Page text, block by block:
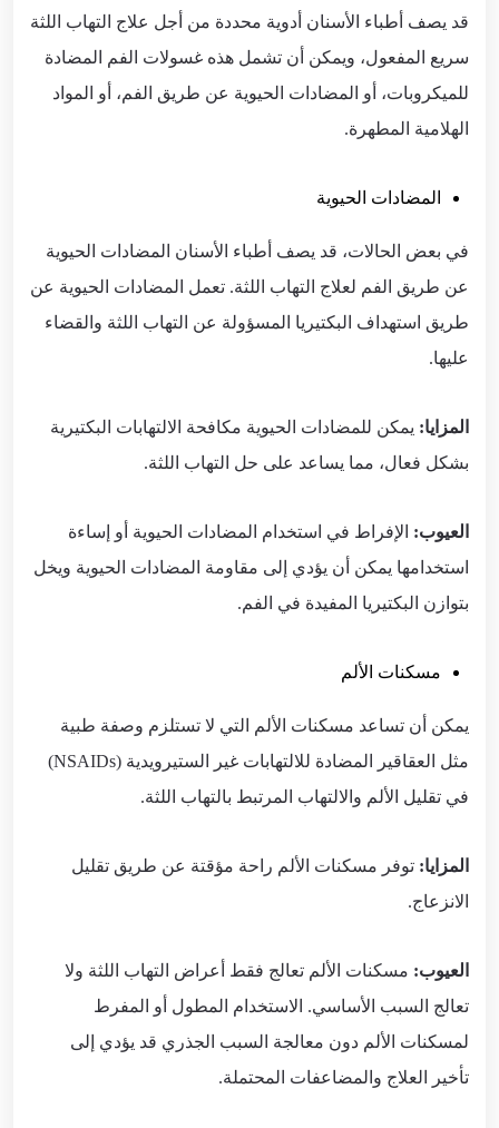
قد يصف أطباء الأسنان أدوية محددة من أجل علاج التهاب اللثة
سريع المفعول، ويمكن أن تشمل هذه غسولات الفم المضادة
للميكروبات، أو المضادات الحيوية عن طريق الفم، أو المواد
الهلامية المطهرة.
المضادات الحيوية
في بعض الحالات، قد يصف أطباء الأسنان المضادات الحيوية
عن طريق الفم لعلاج التهاب اللثة. تعمل المضادات الحيوية عن
طريق استهداف البكتيريا المسؤولة عن التهاب اللثة والقضاء
عليها.
المزايا: يمكن للمضادات الحيوية مكافحة الالتهابات البكتيرية
بشكل فعال، مما يساعد على حل التهاب اللثة.
العيوب: الإفراط في استخدام المضادات الحيوية أو إساءة
استخدامها يمكن أن يؤدي إلى مقاومة المضادات الحيوية ويخل
بتوازن البكتيريا المفيدة في الفم.
مسكنات الألم
يمكن أن تساعد مسكنات الألم التي لا تستلزم وصفة طبية
مثل العقاقير المضادة للالتهابات غير الستيرويدية (NSAIDs)
في تقليل الألم والالتهاب المرتبط بالتهاب اللثة.
المزايا: توفر مسكنات الألم راحة مؤقتة عن طريق تقليل
الانزعاج.
العيوب: مسكنات الألم تعالج فقط أعراض التهاب اللثة ولا
تعالج السبب الأساسي. الاستخدام المطول أو المفرط
لمسكنات الألم دون معالجة السبب الجذري قد يؤدي إلى
تأخير العلاج والمضاعفات المحتملة.